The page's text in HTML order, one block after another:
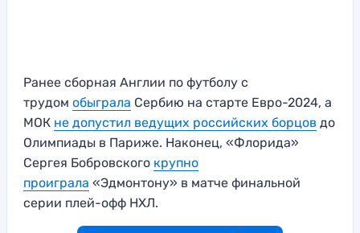
Ранее сборная Англии по футболу с
трудом обыграла Сербию на старте Евро-2024, а
МОК не допустил ведущих российских борцов до
Олимпиады в Париже. Наконец, «Флорида»
Сергея Бобровского крупно
проиграла «Эдмонтону» в матче финальной
серии плей-офф НХЛ.